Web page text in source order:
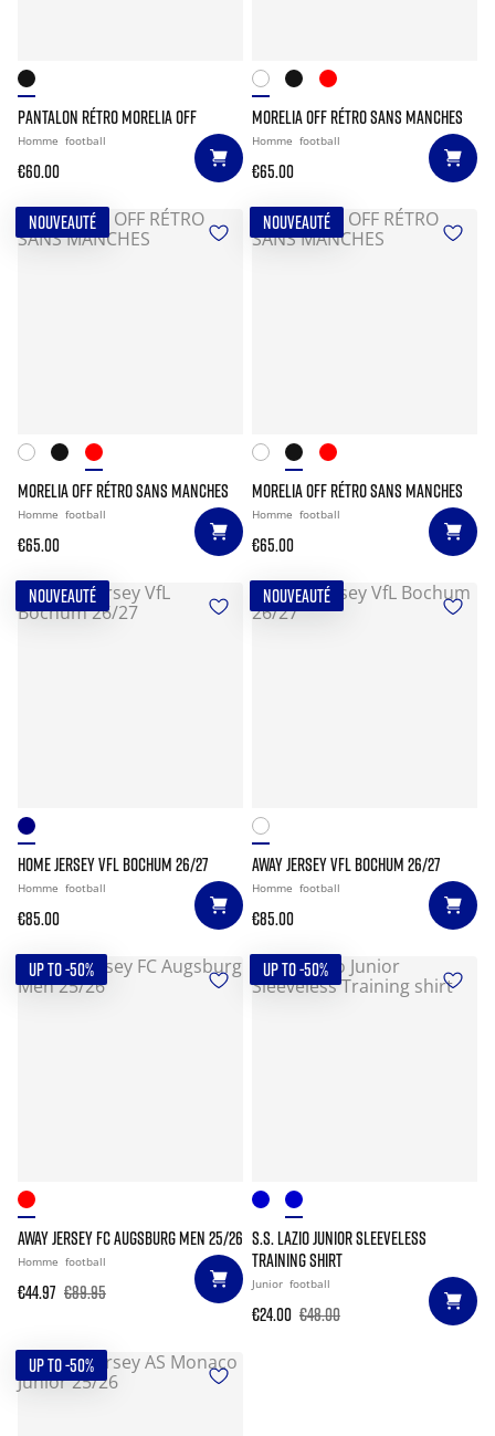
PANTALON RÉTRO MORELIA OFF
Homme football
€60.00
MORELIA OFF RÉTRO SANS MANCHES
Homme football
€65.00
NOUVEAUTÉ
MORELIA OFF RÉTRO SANS MANCHES
Homme football
€65.00
NOUVEAUTÉ
MORELIA OFF RÉTRO SANS MANCHES
Homme football
€65.00
NOUVEAUTÉ
HOME JERSEY VFL BOCHUM 26/27
Homme football
€85.00
NOUVEAUTÉ
AWAY JERSEY VFL BOCHUM 26/27
Homme football
€85.00
UP TO -50%
AWAY JERSEY FC AUGSBURG MEN 25/26
Homme football
€44.97 €89.95
UP TO -50%
S.S. LAZIO JUNIOR SLEEVELESS
TRAINING SHIRT
Junior football
€24.00 €48.00
UP TO -50%